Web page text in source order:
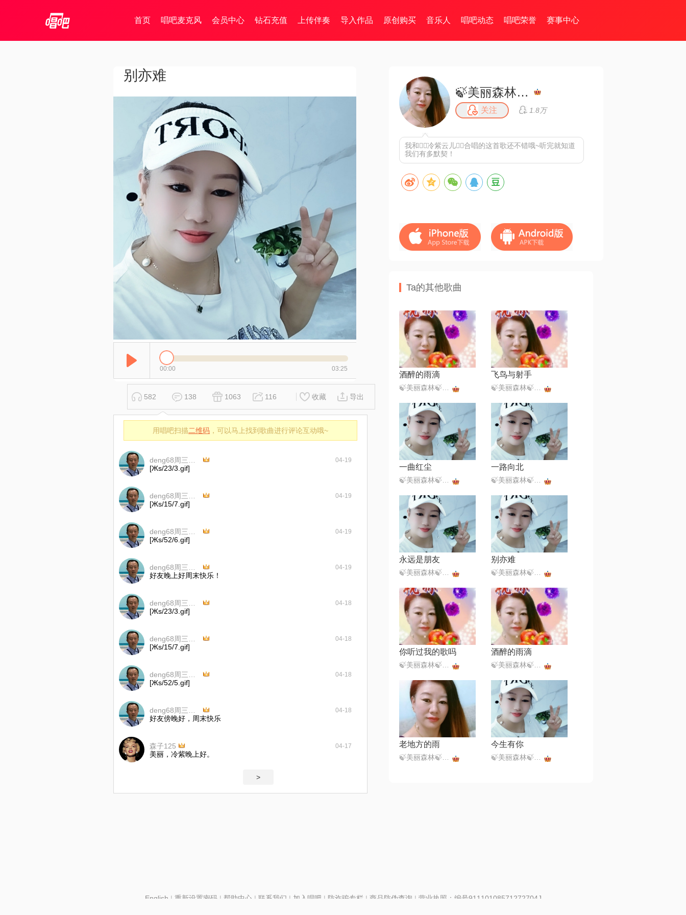
首页 唱吧麦克风 会员中心 钻石充值 上传伴奏 导入作品 原创购买 音乐人 唱吧动态 唱吧荣誉 赛事中心
别亦难
00:00 03:25
582 138 1063 116 收藏 导出
用唱吧扫描二维码 ，可以马上找到歌曲进行评论互动哦~
04-19
[Жs/23/3.gif]
04-19
[Жs/15/7.gif]
04-19
[Жs/52/6.gif]
04-19
好友晚上好周末快乐！
04-18
[Жs/23/3.gif]
04-18
[Жs/15/7.gif]
04-18
[Жs/52/5.gif]
04-18
好友傍晚好，周末快乐
森子125 04-17
美丽，冷紫晚上好。
>
🍃美丽森林🍃感恩遇见（暂离）
关注 1.8万
我和🧚‍♀️冷紫云儿🧚‍♀️合唱的这首歌还不错哦~听完就知道
我们有多默契！
Ta的其他歌曲
酒醉的雨滴 飞鸟与射手
一曲红尘 一路向北
永远是朋友 别亦难
你听过我的歌吗 酒醉的雨滴
老地方的雨 今生有你
English | 重新设置密码| 帮助中心 | 联系我们 | 加入唱吧 | 防诈骗专栏 | 商品防伪查询 | 营业执照：编号91110108571272704J